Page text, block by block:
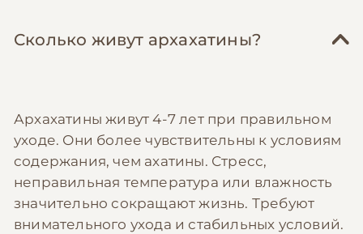
Сколько живут архахатины?
Архахатины живут 4-7 лет при правильном
уходе. Они более чувствительны к условиям
содержания, чем ахатины. Стресс,
неправильная температура или влажность
значительно сокращают жизнь. Требуют
внимательного ухода и стабильных условий.